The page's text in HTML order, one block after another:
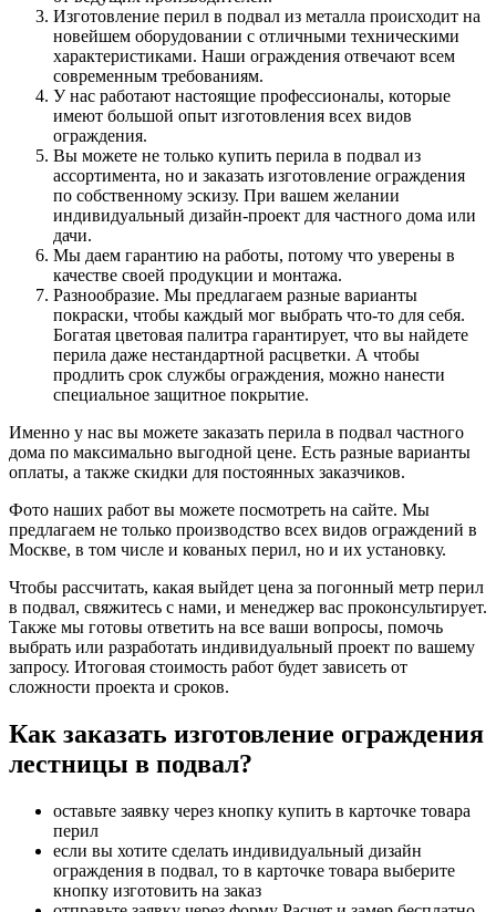
Изготовление перил в подвал из металла происходит на
новейшем оборудовании с отличными техническими
характеристиками. Наши ограждения отвечают всем
современным требованиям.
У нас работают настоящие профессионалы, которые
имеют большой опыт изготовления всех видов
ограждения.
Вы можете не только купить перила в подвал из
ассортимента, но и заказать изготовление ограждения
по собственному эскизу. При вашем желании
индивидуальный дизайн-проект для частного дома или
дачи.
Мы даем гарантию на работы, потому что уверены в
качестве своей продукции и монтажа.
Разнообразие. Мы предлагаем разные варианты
покраски, чтобы каждый мог выбрать что-то для себя.
Богатая цветовая палитра гарантирует, что вы найдете
перила даже нестандартной расцветки. А чтобы
продлить срок службы ограждения, можно нанести
специальное защитное покрытие.
Именно у нас вы можете заказать перила в подвал частного
дома по максимально выгодной цене. Есть разные варианты
оплаты, а также скидки для постоянных заказчиков.
Фото наших работ вы можете посмотреть на сайте. Мы
предлагаем не только производство всех видов ограждений в
Москве, в том числе и кованых перил, но и их установку.
Чтобы рассчитать, какая выйдет цена за погонный метр перил
в подвал, свяжитесь с нами, и менеджер вас проконсультирует.
Также мы готовы ответить на все ваши вопросы, помочь
выбрать или разработать индивидуальный проект по вашему
запросу. Итоговая стоимость работ будет зависеть от
сложности проекта и сроков.
Как заказать изготовление ограждения
лестницы в подвал?
оставьте заявку через кнопку купить в карточке товара
перил
если вы хотите сделать индивидуальный дизайн
ограждения в подвал, то в карточке товара выберите
кнопку изготовить на заказ